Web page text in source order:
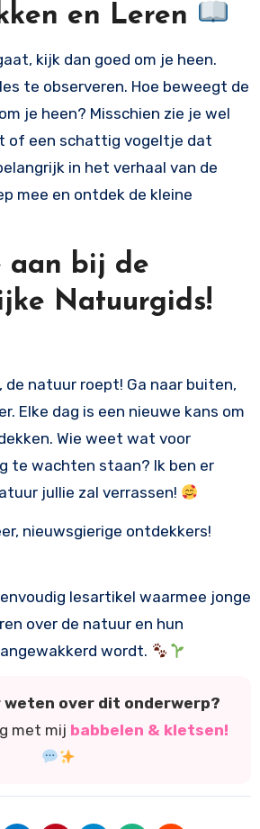
en Leren
kijk dan goed om je heen.
te observeren. Hoe beweegt de
je heen? Misschien zie je wel
of een schattig vogeltje dat
in het verhaal van de
mee en ontdek de kleine
aan bij de
Natuurgids!
de natuur roept! Ga naar buiten,
Elke dag is een nieuwe kans om
Wie weet wat voor
te wachten staan? Ik ben er
jullie zal verrassen!
nieuwsgierige ontdekkers!
lesartikel waarmee jonge
over de natuur en hun
wordt.
weten over dit onderwerp?
met mij babbelen & kletsen!